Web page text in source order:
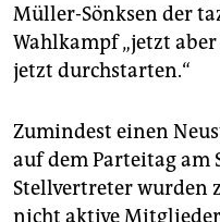
Müller-Sönksen der
Wahlkampf „jetzt
jetzt durchstarten.“
Zumindest einen
auf dem Parteitag am
Stellvertreter wurden
nicht aktive